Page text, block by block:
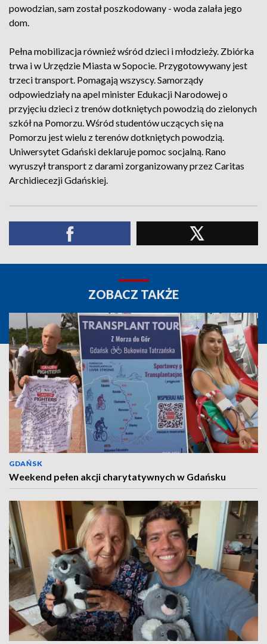
powodzian, sam został poszkodowany - woda zalała jego
dom.
Pełna mobilizacja również wśród dzieci i młodzieży. Zbiórka
trwa i w Urzędzie Miasta w Sopocie. Przygotowywany jest
trzeci transport. Pomagają wszyscy. Samorządy
odpowiedziały na apel minister Edukacji Narodowej o
przyjęciu dzieci z trenów dotkniętych powodzią do zielonych
szkół na Pomorzu. Wśród studentów uczących się na
Pomorzu jest wielu z terenów dotkniętych powodzią.
Uniwersytet Gdański deklaruje pomoc socjalną. Rano
wyruszył transport z darami zorganizowany przez Caritas
Archidiecezji Gdańskiej.
ZOBACZ TAKŻE
GDAŃSK
Weekend pełen akcji charytatywnych w Gdańsku